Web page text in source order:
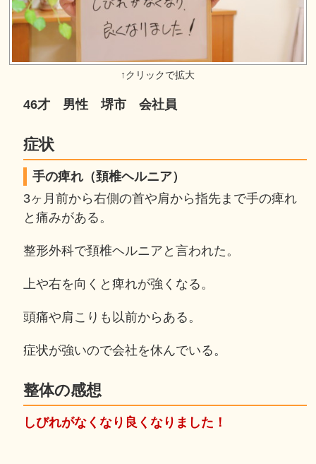
46才 男性 堺市 会社員
症状
手の痺れ（頚椎ヘルニア）
3ヶ月前から右側の首や肩から指先まで手の痺れ
と痛みがある。
整形外科で頚椎ヘルニアと言われた。
上や右を向くと痺れが強くなる。
頭痛や肩こりも以前からある。
症状が強いので会社を休んでいる。
整体の感想
しびれがなくなり良くなりました！